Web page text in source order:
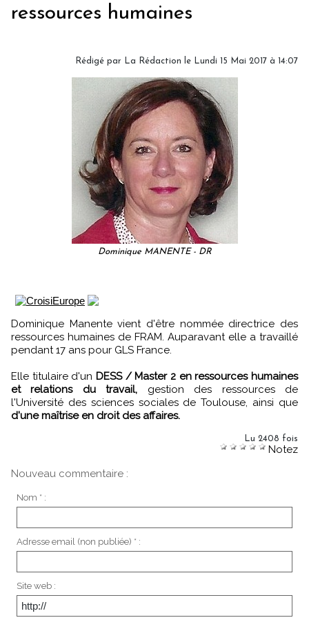
ressources humaines
Rédigé par La Rédaction le Lundi 15 Mai 2017 à 14:07
Dominique MANENTE - DR
Dominique Manente vient d'être nommée directrice des
ressources humaines de FRAM. Auparavant elle a travaillé
pendant 17 ans pour GLS France.
Elle titulaire d'un DESS / Master 2 en ressources humaines
et relations du travail, gestion des ressources de
l'Université des sciences sociales de Toulouse, ainsi que
d'une maîtrise en droit des affaires.
Lu 2408 fois
Notez
Nouveau commentaire :
Nom * :
Adresse email (non publiée) * :
Site web :